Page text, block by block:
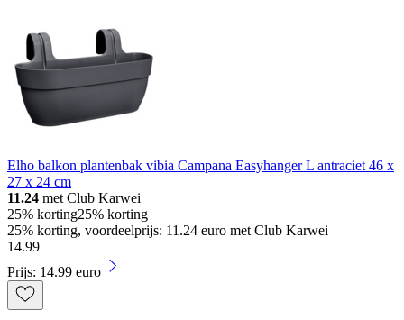
Elho balkon plantenbak vibia Campana Easyhanger L antraciet 46 x
27 x 24 cm
11.24 met Club Karwei
25% korting25% korting
25% korting, voordeelprijs: 11.24 euro met Club Karwei
14.99
Prijs: 14.99 euro